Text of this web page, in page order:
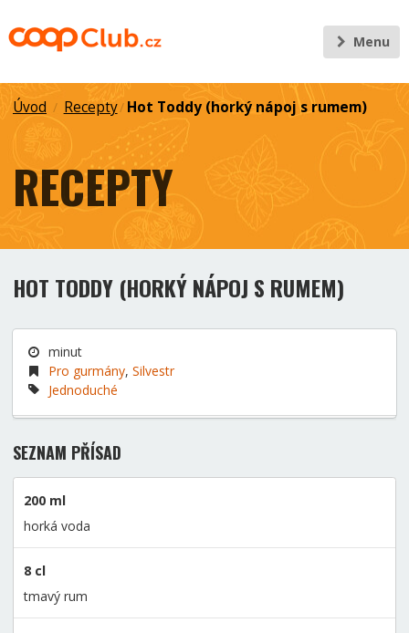
Menu
Úvod / Recepty/ Hot Toddy (horký nápoj s rumem)
RECEPTY
HOT TODDY (HORKÝ NÁPOJ S RUMEM)
minut
Pro gurmány, Silvestr
Jednoduché
SEZNAM PŘÍSAD
200 ml
horká voda
8 cl
tmavý rum